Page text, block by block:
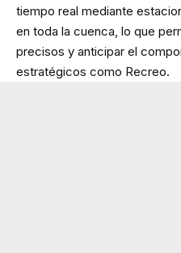
tiempo real mediante
en toda la cuenca, lo que
precisos y anticipar el
estratégicos como Recreo.